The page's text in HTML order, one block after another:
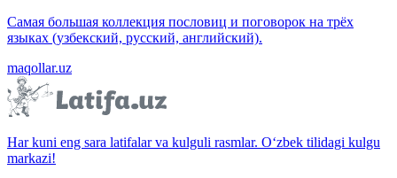
Самая большая коллекция пословиц и поговорок на трёх
языках (узбекский, русский, английский).
maqollar.uz
Har kuni eng sara latifalar va kulguli rasmlar. O‘zbek tilidagi kulgu
markazi!